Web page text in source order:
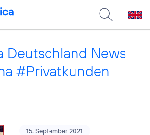
Deutschland News
#Privatkunden
15. September 2021